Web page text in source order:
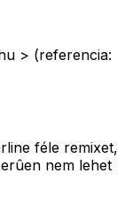
> (referencia:
féle remixet,
nem lehet